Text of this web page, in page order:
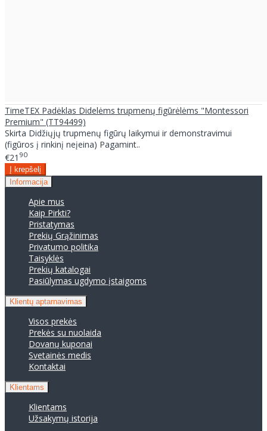
TimeTEX Padėklas Didelėms trupmenų figūrėlėms "Montessori
Premium" (TT94499)
Skirta Didžiųjų trupmenų figūrų laikymui ir demonstravimui
(figūros į rinkinį neįeina) Pagamint..
€21 90
Informacija
Apie mus
Kaip Pirkti?
Pristatymas
Prekių Grąžinimas
Privatumo politika
Taisyklės
Prekių katalogai
Pasiūlymas ugdymo įstaigoms
Klientų aptarnavimas
Visos prekės
Prekės su nuolaida
Dovanų kuponai
Svetainės medis
Kontaktai
Klientams
Klientams
Užsakymų istorija